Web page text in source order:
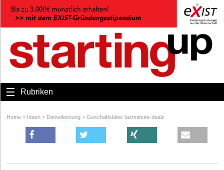
Rubriken
Home > Ideen > Dienstleistung > Geschäftsidee: lastminute-dealz